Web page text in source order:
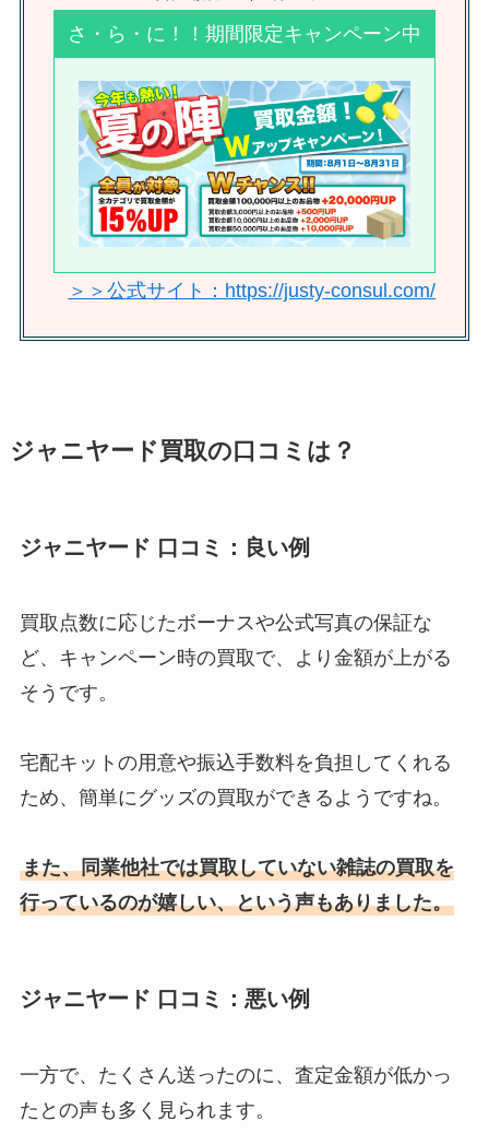
マ（2024）も紹介
ジャニーズグッズの買取のまんだ
らけの評判は？口コミや買取でき
ないもの・持ち込み時間など調査
ジャニーズグッズを高く売る方法
は？高く売れるものや売るなら持
ち込みかどこかも調査
さ・ら・に！！期間限定キャンペーン中
＞＞公式サイト：https://justy-consul.com/
ジャニヤード買取の口コミは？
ジャニヤード 口コミ：良い例
買取点数に応じたボーナスや公式写真の保証な
ど、キャンペーン時の買取で、より金額が上がる
そうです。
宅配キットの用意や振込手数料を負担してくれる
ため、簡単にグッズの買取ができるようですね。
また、同業他社では買取していない雑誌の買取を
行っているのが嬉しい、という声もありました。
ジャニヤード 口コミ：悪い例
一方で、たくさん送ったのに、査定金額が低かっ
たとの声も多く見られます。